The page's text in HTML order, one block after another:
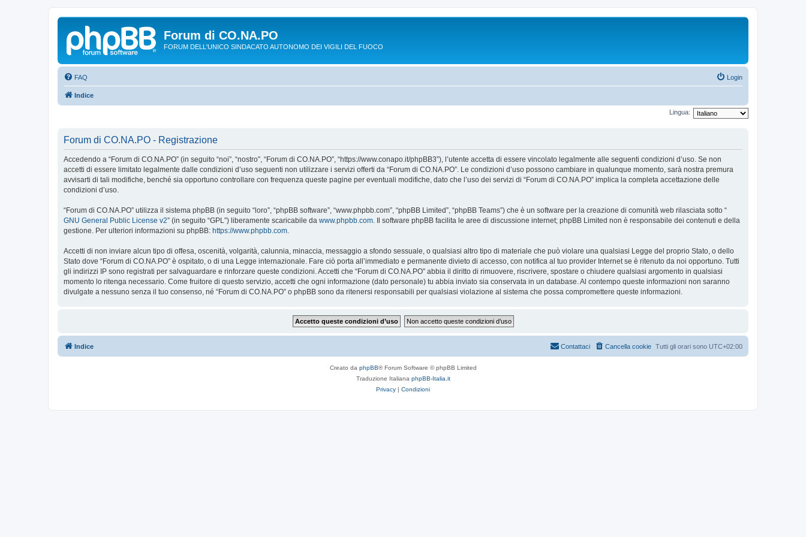
Forum di CO.NA.PO
FORUM DELL'UNICO SINDACATO AUTONOMO DEI VIGILI DEL FUOCO
FAQ Login
Indice
Lingua:
Forum di CO.NA.PO - Registrazione
Accedendo a “Forum di CO.NA.PO” (in seguito “noi”, “nostro”, “Forum di CO.NA.PO”, “https://www.conapo.it/phpBB3”), l’utente accetta di essere vincolato legalmente alle seguenti condizioni d’uso. Se non
accetti di essere limitato legalmente dalle condizioni d’uso seguenti non utilizzare i servizi offerti da “Forum di CO.NA.PO”. Le condizioni d’uso possono cambiare in qualunque momento, sarà nostra premura
avvisarti di tali modifiche, benché sia opportuno controllare con frequenza queste pagine per eventuali modifiche, dato che l’uso dei servizi di “Forum di CO.NA.PO” implica la completa accettazione delle
condizioni d’uso.
“Forum di CO.NA.PO” utilizza il sistema phpBB (in seguito “loro”, “phpBB software”, “www.phpbb.com”, “phpBB Limited”, “phpBB Teams”) che è un software per la creazione di comunità web rilasciata sotto “
GNU General Public License v2” (in seguito “GPL”) liberamente scaricabile da www.phpbb.com. Il software phpBB facilita le aree di discussione internet; phpBB Limited non è responsabile dei contenuti e della
gestione. Per ulteriori informazioni su phpBB: https://www.phpbb.com.
Accetti di non inviare alcun tipo di offesa, oscenità, volgarità, calunnia, minaccia, messaggio a sfondo sessuale, o qualsiasi altro tipo di materiale che può violare una qualsiasi Legge del proprio Stato, o dello
Stato dove “Forum di CO.NA.PO” è ospitato, o di una Legge internazionale. Fare ciò porta all’immediato e permanente divieto di accesso, con notifica al tuo provider Internet se è ritenuto da noi opportuno. Tutti
gli indirizzi IP sono registrati per salvaguardare e rinforzare queste condizioni. Accetti che “Forum di CO.NA.PO” abbia il diritto di rimuovere, riscrivere, spostare o chiudere qualsiasi argomento in qualsiasi
momento lo ritenga necessario. Come fruitore di questo servizio, accetti che ogni informazione (dato personale) tu abbia inviato sia conservata in un database. Al contempo queste informazioni non saranno
divulgate a nessuno senza il tuo consenso, né “Forum di CO.NA.PO” o phpBB sono da ritenersi responsabili per qualsiasi violazione al sistema che possa compromettere queste informazioni.
Indice Tutti gli orari sono UTC+02:00
Cancella cookie
Contattaci
Creato da phpBB® Forum Software © phpBB Limited
Traduzione Italiana phpBB-Italia.it
Privacy | Condizioni